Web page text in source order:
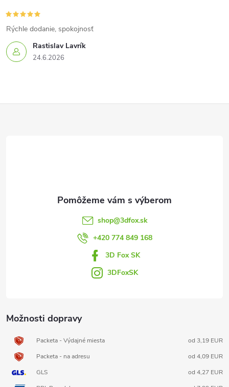
Rastislav Lavrík
24.6.2026
Rýchle dodanie, spokojnosť
Možnosti dopravy
Packeta - Výdajné miesta
od 3,19 EUR
Packeta - na adresu
od 4,09 EUR
GLS
od 4,27 EUR
shop@3dfox.sk
+420 774 849 168
3D Fox SK
3DFoxSK